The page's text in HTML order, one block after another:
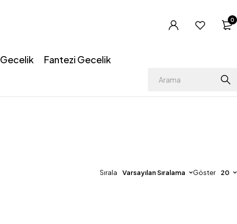
0
Gecelik
Fantezi Gecelik
Sırala Varsayılan Sıralama Göster 20